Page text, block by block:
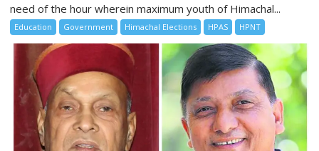
need of the hour wherein maximum youth of Himachal...
Education Government Himachal Elections HPAS HPNT